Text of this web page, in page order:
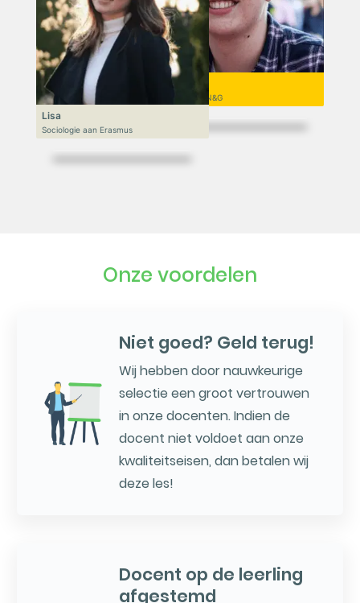
Niek
VWO 6, N&T/N&G
Lisa
Sociologie aan Erasmus
Onze voordelen
Niet goed? Geld terug!
Wij hebben door nauwkeurige
selectie een groot vertrouwen
in onze docenten. Indien de
docent niet voldoet aan onze
kwaliteitseisen, dan betalen wij
deze les!
Docent op de leerling
afgestemd